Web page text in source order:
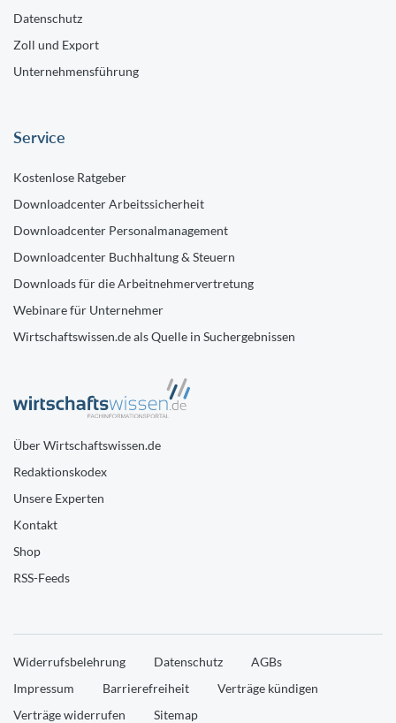
Datenschutz
Zoll und Export
Unternehmensführung
Service
Kostenlose Ratgeber
Downloadcenter Arbeitssicherheit
Downloadcenter Personalmanagement
Downloadcenter Buchhaltung & Steuern
Downloads für die Arbeitnehmervertretung
Webinare für Unternehmer
Wirtschaftswissen.de als Quelle in Suchergebnissen
Über Wirtschaftswissen.de
Redaktionskodex
Unsere Experten
Kontakt
Shop
RSS-Feeds
Widerrufsbelehrung Datenschutz
AGBs
Impressum
Barrierefreiheit
Verträge kündigen
Verträge widerrufen
Sitemap